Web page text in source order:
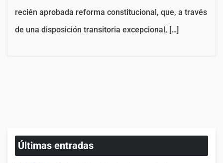
recién aprobada reforma constitucional, que, a través
de una disposición transitoria excepcional, […]
Últimas entradas